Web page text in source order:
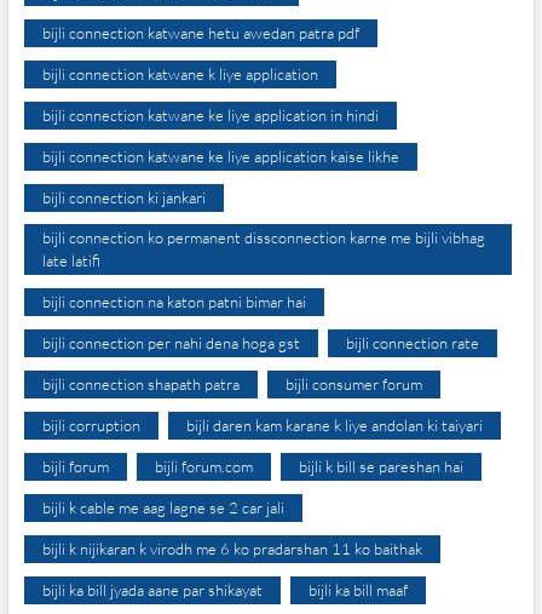
bijli connection katwane hetu awedan patra pdf
bijli connection katwane k liye application
bijli connection katwane ke liye application in hindi
bijli connection katwane ke liye application kaise likhe
bijli connection ki jankari
bijli connection ko permanent dissconnection karne me bijli vibhag
late latifi
bijli connection na katon patni bimar hai
bijli connection per nahi dena hoga gst bijli connection rate
bijli connection shapath patra bijli consumer forum
bijli corruption bijli daren kam karane k liye andolan ki taiyari
bijli forum bijli forum.com bijli k bill se pareshan hai
bijli k cable me aag lagne se 2 car jali
bijli k nijikaran k virodh me 6 ko pradarshan 11 ko baithak
bijli ka bill jyada aane par shikayat bijli ka bill maaf